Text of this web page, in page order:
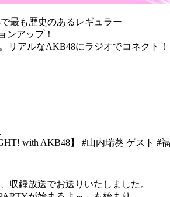
最も歴史のあるレギュラー
ンアップ！
リアルなAKB48にラジオでコネクト！
with AKB48】 #山内瑞葵 ゲスト #
収録放送でお送りいたしました。